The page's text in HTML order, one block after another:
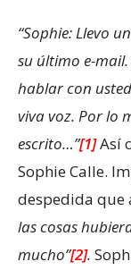
“Sophie: Llevo
su último e-
hablar con
viva voz. Por lo
escrito…”[1]Así
Sophie Calle.
despedida que
las cosas
mucho”[2].